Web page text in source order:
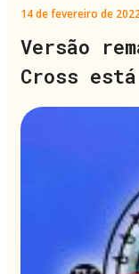
14 de fevereiro de
Versão
Cross